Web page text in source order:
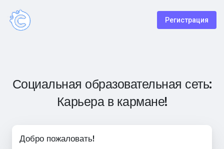
Регистрация
Социальная образовательная сеть:
Карьера в кармане!
Добро пожаловать!